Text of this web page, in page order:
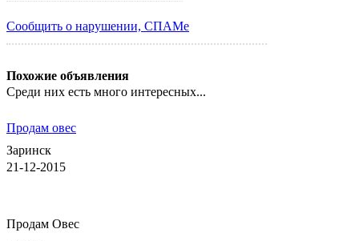
Сообщить о нарушении, СПАМе
Похожие объявления
Среди них есть много интересных...
Продам овес
Заринск
21-12-2015
Продам Овес